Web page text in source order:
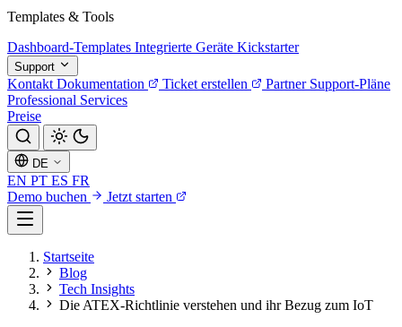
Templates & Tools
Dashboard-Templates Integrierte Geräte Kickstarter
Support
Kontakt Dokumentation Ticket erstellen Partner Support-Pläne
Professional Services
Preise
DE
EN PT ES FR
Demo buchen
Jetzt starten
Startseite
Blog
Tech Insights
Die ATEX-Richtlinie verstehen und ihr Bezug zum IoT